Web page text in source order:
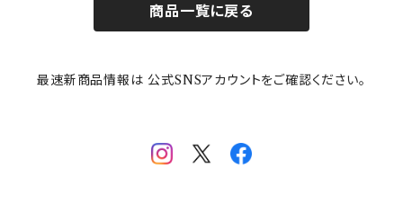
mofusand（モフサンド）
mofsand×日比谷花壇
HANAE MORI(ハナエモリ)
THE BEATLES(ザ・ビートルズ)
隅切り重箱
メイメイウェア
SoSo(ソソ）
商品一覧に戻る
最速新商品情報は 公式SNSアカウントをご確認ください。